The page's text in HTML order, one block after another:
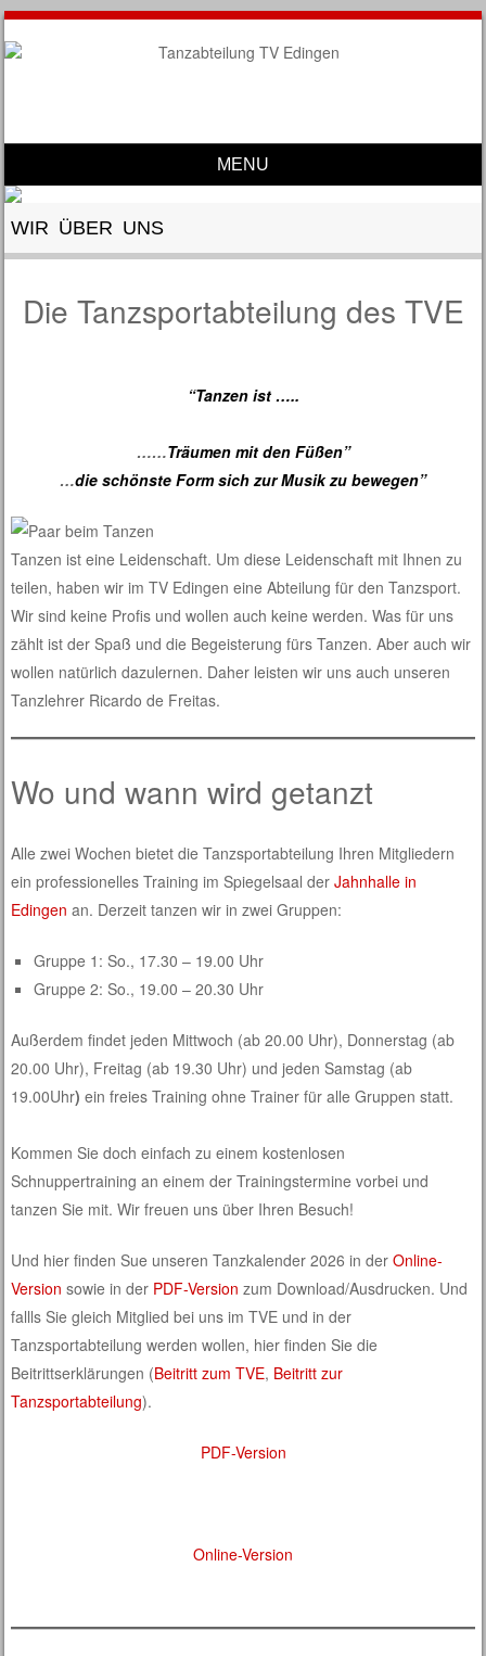
MENU
Skip to content
WIR ÜBER UNS
Die Tanzsportabteilung des TVE
“Tanzen ist …..
……Träumen mit den Füßen”
…die schönste Form sich zur Musik zu bewegen”
Tanzen ist eine Leidenschaft. Um diese Leidenschaft mit Ihnen zu
teilen, haben wir im TV Edingen eine Abteilung für den Tanzsport.
Wir sind keine Profis und wollen auch keine werden. Was für uns
zählt ist der Spaß und die Begeisterung fürs Tanzen. Aber auch wir
wollen natürlich dazulernen. Daher leisten wir uns auch unseren
Tanzlehrer Ricardo de Freitas.
Wo und wann wird getanzt
Alle zwei Wochen bietet die Tanzsportabteilung Ihren Mitgliedern
ein professionelles Training im Spiegelsaal derJahnhalle in
Edingen an. Derzeit tanzen wir in zwei Gruppen:
Gruppe 1: So., 17.30 – 19.00 Uhr
Gruppe 2: So., 19.00 – 20.30 Uhr
Außerdem findet jeden Mittwoch (ab 20.00 Uhr), Donnerstag (ab
20.00 Uhr), Freitag (ab 19.30 Uhr) und jeden Samstag (ab
19.00Uhr)ein freies Training ohne Trainer für alle Gruppen statt.
Kommen Sie doch einfach zu einem kostenlosen
Schnuppertraining an einem der Trainingstermine vorbei und
tanzen Sie mit. Wir freuen uns über Ihren Besuch!
Und hier finden Sue unseren Tanzkalender 2026 in derOnline-
Version sowie in der PDF-Version zum Download/Ausdrucken. Und
fallls Sie gleich Mitglied bei uns im TVE und in der
Tanzsportabteilung werden wollen, hier finden Sie die
Beitrittserklärungen (Beitritt zum TVE, Beitritt zur
Tanzsportabteilung).
PDF-Version
Online-Version